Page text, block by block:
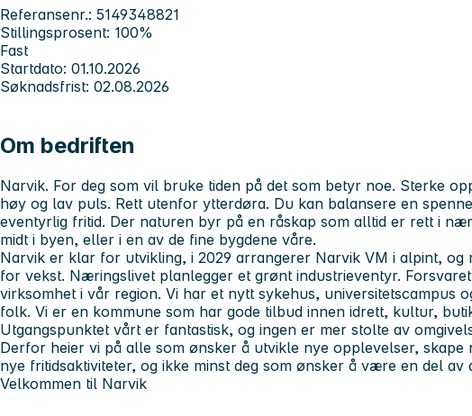
Referansenr.: 5149348821
Stillingsprosent: 100%
Fast
Startdato: 01.10.2026
Søknadsfrist: 02.08.2026
Om bedriften
Narvik. For deg som vil bruke tiden på det som betyr noe. Sterke
høy og lav puls. Rett utenfor ytterdøra. Du kan balansere en
eventyrlig fritid. Der naturen byr på en råskap som alltid er rett i
midt i byen, eller i en av de fine bygdene våre.
Narvik er klar for utvikling, i 2029 arrangerer Narvik VM i alpint, og
for vekst. Næringslivet planlegger et grønt industrieventyr.
virksomhet i vår region. Vi har et nytt sykehus, universitetscampus
folk. Vi er en kommune som har gode tilbud innen idrett, kultur,
Utgangspunktet vårt er fantastisk, og ingen er mer stolte av
Derfor heier vi på alle som ønsker å utvikle nye opplevelser, skape
nye fritidsaktiviteter, og ikke minst deg som ønsker å være en del av
Velkommen til Narvik